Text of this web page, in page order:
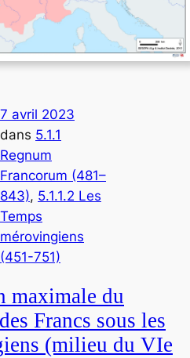
7 avril 2023
dans 5.1.1
Regnum
Francorum (481–
843), 5.1.1.2 Les
Temps
mérovingiens
(451-751)
maximale du
Francs sous les
(milieu du VIe